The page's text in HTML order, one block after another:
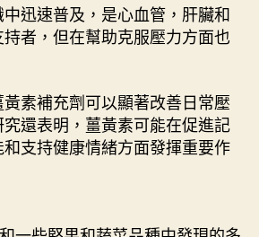
迅速普及，是心血管，肝臟和
者，但在幫助克服壓力方面也
素補充劑可以顯著改善日常壓
還表明，薑黃素可能在促進記
支持健康情緒方面發揮重要作